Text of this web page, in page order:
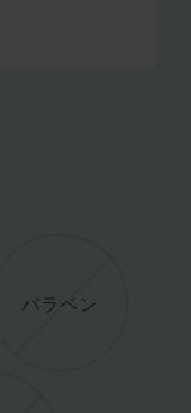
パラベン